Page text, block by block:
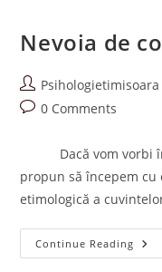
DE
Nevoia de
Post
author:
Psihologietimisoara
Post0 Comments
Dacă vom vorbi în
propun să începem
etimologică a
Continue Reading
De